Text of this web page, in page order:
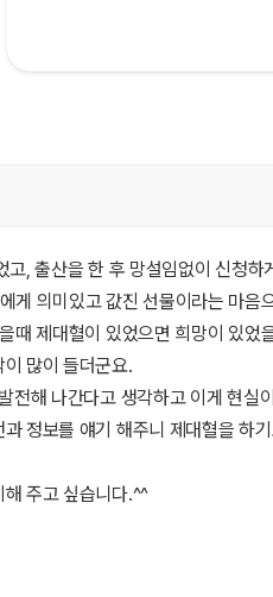
, 출산을 한 후 망설임없이 신청하
의미있고 값진 선물이라는 마음
제대혈이 있었으면 희망이 있었
많이 들더군요.
해 나간다고 생각하고 이게 현실
정보를 얘기 해주니 제대혈을 하
주고 싶습니다.^^